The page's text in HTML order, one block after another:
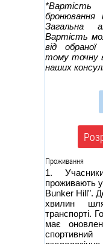
бронювання
Загальна
Вартість
від
тому точну
наших
Проживання
1.
проживають
Bunker Hill".
хвилин
транспорті.
має